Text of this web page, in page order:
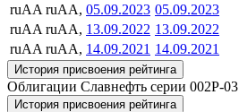
ruAA ruAA, 05.09.2023 05.09.2023
ruAA ruAA, 13.09.2022 13.09.2022
ruAA ruAA, 14.09.2021 14.09.2021
История присвоения рейтинга
Облигации Славнефть серии 002P-03
История присвоения рейтинга